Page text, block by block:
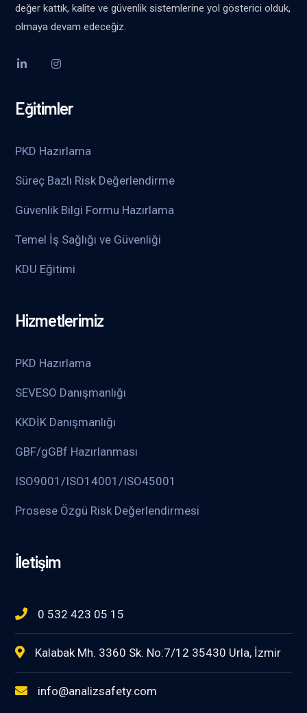
değer kattık, kalite ve güvenlik sistemlerine yol gösterici olduk,
olmaya devam edeceğiz.
Eğitimler
PKD Hazırlama
Süreç Bazlı Risk Değerlendirme
Güvenlik Bilgi Formu Hazırlama
Temel İş Sağlığı ve Güvenliği
KDU Eğitimi
Hizmetlerimiz
PKD Hazırlama
SEVESO Danışmanlığı
KKDİK Danışmanlığı
GBF/gGBf Hazırlanması
ISO9001/ISO14001/ISO45001
Prosese Özgü Risk Değerlendirmesi
İletişim
0 532 423 05 15
Kalabak Mh. 3360 Sk. No:7/12 35430 Urla, İzmir
info@analizsafety.com